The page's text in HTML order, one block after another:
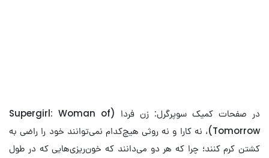
در صفحات کمیک سوپرگرل: زن فردا (Supergirl: Woman of
Tomorrow)، نه کارا و نه روثی هیچ‌کدام نمی‌توانند خود را راضی به
کشتن کرم کنند؛ چرا که هر دو می‌دانند که خون‌ریزی‌هایی که در طول